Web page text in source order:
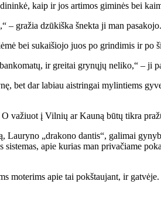
kaip ir jos artimos giminės bei
– gražia dzūkiška šnekta ji man pasakojo.
bei sukaišiojo juos po grindimis ir po
ir greitai grynųjų neliko,“ – ji
bet dar labiau aistringai mylintiems
važiuot į Vilnių ar Kauną būtų tikra
„drakono dantis“, galimai
apie kurias man privačiame
moterims apie tai pokštaujant, ir gatvėje.